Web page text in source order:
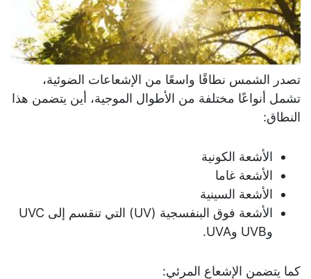
تصدر الشمس نطاقًا واسعًا من الإشعاعات الضوئية،
تشمل أنواعًا مختلفة من الأطوال الموجية، أين يتضمن هذا
النطاق:
الأشعة الكونية
الأشعة غاما
الأشعة السينية
الأشعة فوق البنفسجية (UV) التي تنقسم إلى UVC
وUVB وUVA.
كما يتضمن الإشعاع المرئي: